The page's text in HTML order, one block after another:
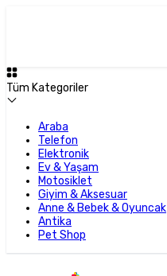
Tüm Kategoriler
Araba
Telefon
Elektronik
Ev & Yaşam
Motosiklet
Giyim & Aksesuar
Anne & Bebek & Oyuncak
Antika
Pet Shop